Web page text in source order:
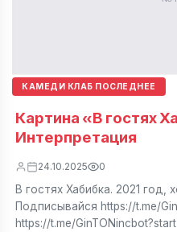
КАМЕДИ КЛАБ ПОСЛЕДНЕЕ
Картина «В гостях
Интерпретация
24.10.2025 0
В гостях Хабибка. 2021 год,
Подписывайся https://t.me/
https://t.me/